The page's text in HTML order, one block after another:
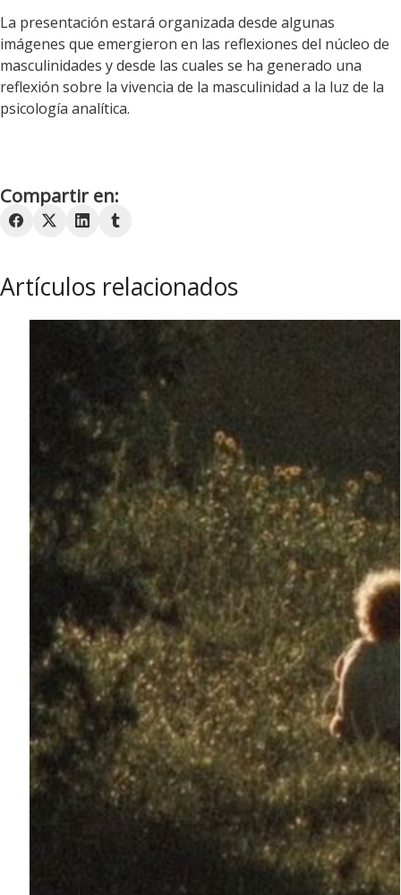
La presentación estará organizada desde algunas
imágenes que emergieron en las reflexiones del núcleo de
masculinidades y desde las cuales se ha generado una
reflexión sobre la vivencia de la masculinidad a la luz de la
psicología analítica.
Compartir en:
Artículos relacionados